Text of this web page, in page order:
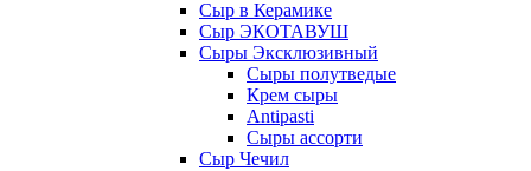
Сыр в Керамике
Сыр ЭКОТАВУШ
Сыры Эксклюзивный
Сыры полутведые
Крем сыры
Antipasti
Сыры ассорти
Сыр Чечил